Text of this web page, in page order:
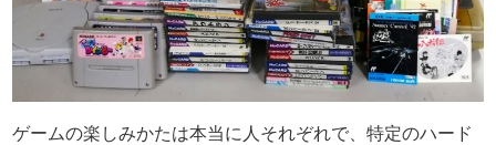
ゲームの楽しみかたは本当に人それぞれで、特定のハード